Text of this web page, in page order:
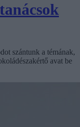
szántunk a témának,
avat be